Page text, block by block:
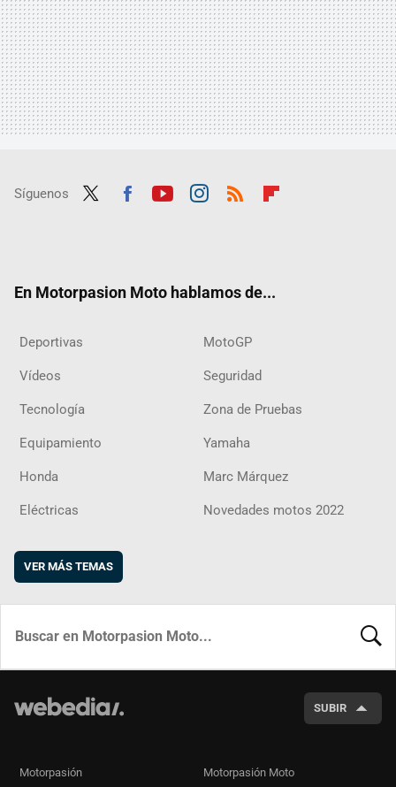
Síguenos
En Motorpasion Moto hablamos de...
Deportivas MotoGP
Vídeos Seguridad
Tecnología Zona de Pruebas
Equipamiento Yamaha
Honda Marc Márquez
Eléctricas Novedades motos 2022
VER MÁS TEMAS
SUBIR
Motorpasión Motorpasión Moto